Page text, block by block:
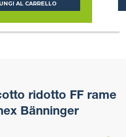
AL CARRELLO
ridotto FF rame
Bänninger